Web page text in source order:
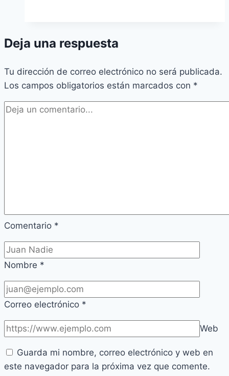
Deja una respuesta
Tu dirección de correo electrónico no será publicada.
Los campos obligatorios están marcados con *
Comentario *
Nombre *
Correo electrónico *
Web
Guarda mi nombre, correo electrónico y web en
este navegador para la próxima vez que comente.